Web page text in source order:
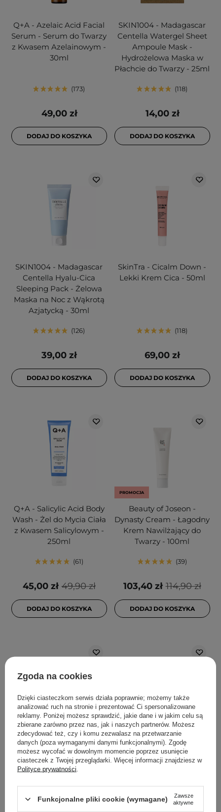
Q+A - Azelaic Acid Facial
Serum - Serum do Twarzy
z Kwasem Azelainowym -
30ml
173
49,00 zł
DODAJ DO KOSZYKA
SKIN1004 - Madagascar
Centella Watergel Sheet
Ampoule Mask -
Hydrożelowa Maska w
Płachcie do Twarzy - 25ml
118
14,00 zł
DODAJ DO KOSZYKA
SKIN1004 - Madagascar
Centella Hyalu-Cica
Sleeping Pack - Żelowa
Maska na Noc z Wąkrotą
Azjatycką - 30ml
126
39,00 zł
DODAJ DO KOSZYKA
SkinTra - Cicalm Down -
Lekki Krem Cica - 50ml
118
69,00 zł
DODAJ DO KOSZYKA
Q+A - Salicylic Acid Body
Wash - Żel do Mycia Ciała
z Kwasem Salicylowym -
250ml
61
49,90 zł
45,00 zł
DODAJ DO KOSZYKA
PROMOCJA
Beauty of Joseon -
Dynasty Cream - Łagodny
Krem Nawilżający do
Twarzy - 100ml
39
114,90 zł
103,40 zł
DODAJ DO KOSZYKA
PROMOCJA WYBÓR KOSMETOLOGA
SKIN1004 - Madagascar
Centella Tone
Brightening Capsule
Ampoule - Rozświetlająca
WYBÓR KOSMETOLOGA
BasicLab - Famillias -
Nawilżający Krem do
Twarzy Lekka
Zgoda na cookies
Dzięki ciasteczkom serwis działa poprawnie; możemy także
analizować ruch na stronie i prezentować Ci spersonalizowane
reklamy. Poniżej możesz sprawdzić, jakie dane i w jakim celu są
zbierane zarówno przez nas, jak i naszych partnerów. Możesz
zdecydować też, czy i komu zezwalasz na przetwarzanie
danych (poza wymaganymi danymi funkcjonalnymi). Zgodę
możesz wycofać w dowolnym momencie poprzez usunięcie
ciasteczek z Twojej przeglądarki. Więcej informacji znajdziesz w
Polityce prywatności
Funkcjonalne pliki cookie (wymagane)
Zawsze
aktywne